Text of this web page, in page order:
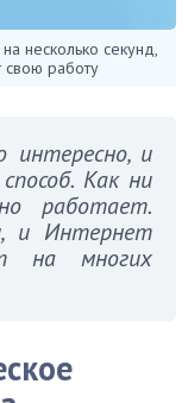
несколько секунд,
свою работу
и
Как ни
работает.
и Интернет
на многих